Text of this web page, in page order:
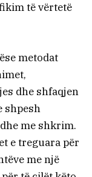
të vërtetë
metodat
dhe shfaqjen
shpesh
me shkrim.
e treguara për
me një